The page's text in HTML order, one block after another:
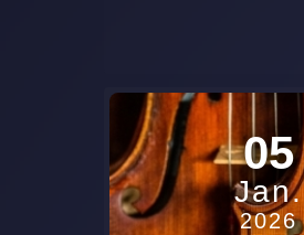
05
Jan.
2026